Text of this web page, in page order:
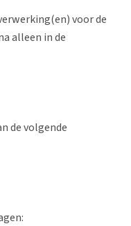
voor de
alleen in de
de volgende